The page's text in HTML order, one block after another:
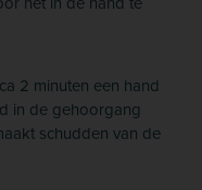
2 minuten een hand
in de gehoorgang
schudden van de